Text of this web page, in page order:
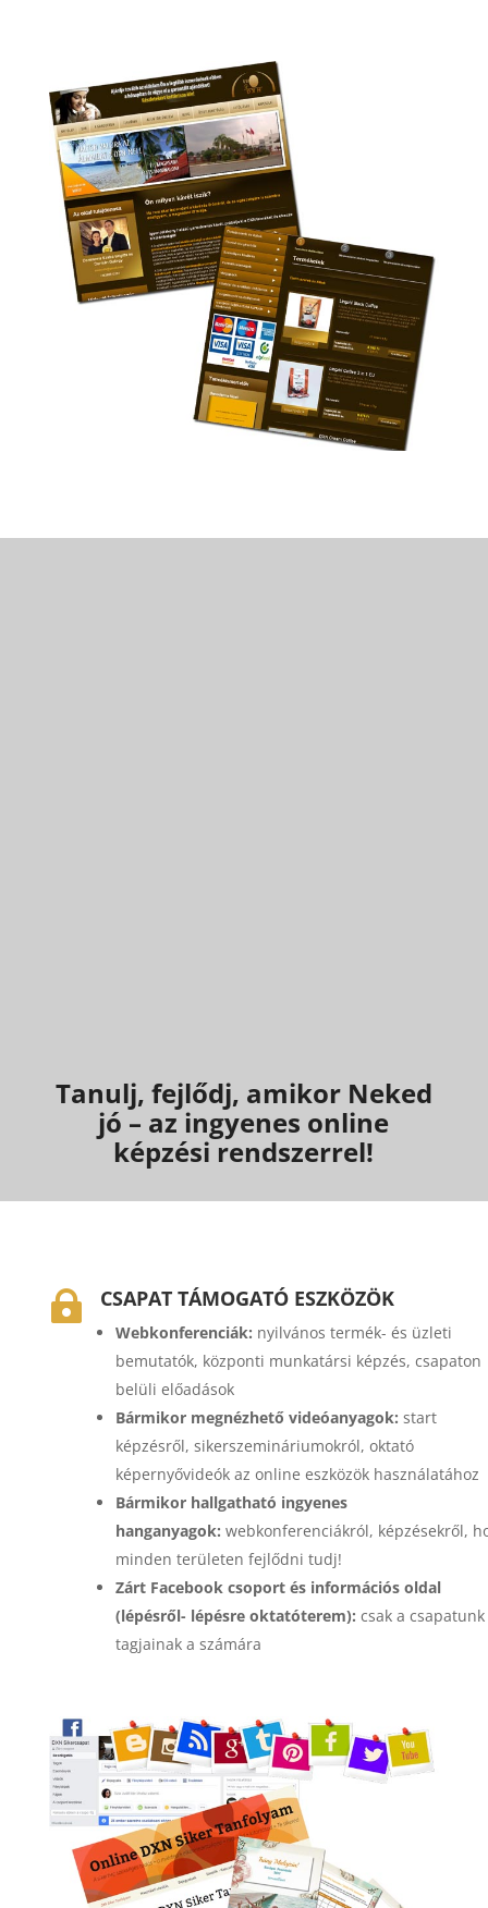
Tanulj, fejlődj, amikor Neked
jó – az ingyenes online
képzési rendszerrel!
 CSAPAT TÁMOGATÓ ESZKÖZÖK
Webkonferenciák: nyilvános termék- és üzleti
bemutatók, központi munkatársi képzés, csapaton
belüli előadások
Bármikor megnézhető videóanyagok: start
képzésről, sikerszemináriumokról, oktató
képernyővideók az online eszközök használatához
Bármikor hallgatható ingyenes
hanganyagok: webkonferenciákról, képzésekről,
minden területen fejlődni tudj!
Zárt Facebook csoport és információs oldal
(lépésről- lépésre oktatóterem): csak a csapatunk
tagjainak a számára